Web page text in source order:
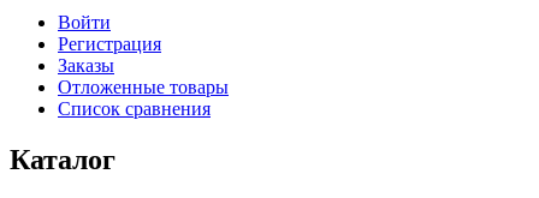
Войти
Регистрация
Заказы
Отложенные товары
Список сравнения
Каталог